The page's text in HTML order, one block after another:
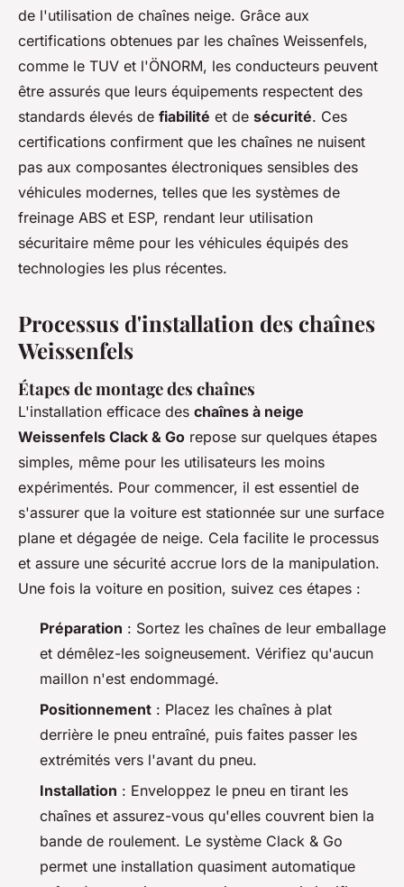
de l'utilisation de chaînes neige. Grâce aux
certifications obtenues par les chaînes Weissenfels,
comme le TUV et l'ÖNORM, les conducteurs peuvent
être assurés que leurs équipements respectent des
standards élevés de fiabilité et de sécurité. Ces
certifications confirment que les chaînes ne nuisent
pas aux composantes électroniques sensibles des
véhicules modernes, telles que les systèmes de
freinage ABS et ESP, rendant leur utilisation
sécuritaire même pour les véhicules équipés des
technologies les plus récentes.
Processus d'installation des chaînes
Weissenfels
Étapes de montage des chaînes
L'installation efficace des chaînes à neige
Weissenfels Clack & Go repose sur quelques étapes
simples, même pour les utilisateurs les moins
expérimentés. Pour commencer, il est essentiel de
s'assurer que la voiture est stationnée sur une surface
plane et dégagée de neige. Cela facilite le processus
et assure une sécurité accrue lors de la manipulation.
Une fois la voiture en position, suivez ces étapes :
Préparation : Sortez les chaînes de leur emballage
et démêlez-les soigneusement. Vérifiez qu'aucun
maillon n'est endommagé.
Positionnement : Placez les chaînes à plat
derrière le pneu entraîné, puis faites passer les
extrémités vers l'avant du pneu.
Installation : Enveloppez le pneu en tirant les
chaînes et assurez-vous qu'elles couvrent bien la
bande de roulement. Le système Clack & Go
permet une installation quasiment automatique